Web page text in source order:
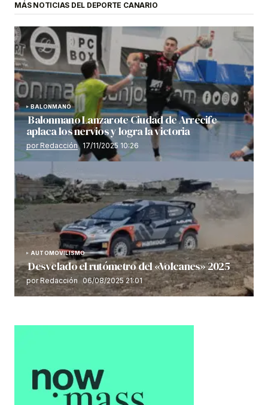
MÁS NOTICIAS DEL DEPORTE CANARIO
BALONMANO
Balonmano Lanzarote Ciudad de Arrecife
aplaca los nervios y logra la victoria
por Redacción 17/11/2025 10:26
AUTOMOVILISMO
Desvelado el rutómetro del «Volcanes» 2025
por Redacción 06/08/2025 21:01